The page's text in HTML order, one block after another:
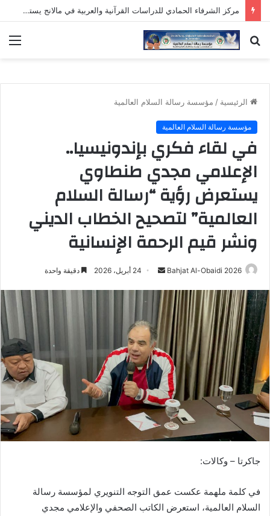
مركز الشرفاء الحمادي للدراسات القرآنية والعربية في مالانج يستهل نشاطه بمناقشة رسالة دكتوراه وافتتاح دورة علمية لمدرسي اللغة العربية
بحث
الرئيسية / مؤسسة رسالة السلام العالمية
مؤسسة رسالة السلام العالمية
في لقاء فكري بإندونيسيا..
الإعلامي مجدي طنطاوي
يستعرض رؤية “رسالة السلام
العالمية” لتصحيح الخطاب الديني
ونشر قيم الرحمة الإنسانية
Bahjat Al-Obaidi 2026
أرسل 24 أبريل، 2026 دقيقة واحدة
جاكرتا – وكالات:
​في كلمة ملهمة عكست عمق التوجه التنويري لمؤسسة رسالة
السلام العالمية، استعرض الكاتب الصحفي والإعلامي مجدي